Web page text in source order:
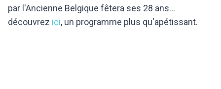
par l'Ancienne Belgique fêtera ses 28 ans...
découvrez ici, un programme plus qu'apétissant.